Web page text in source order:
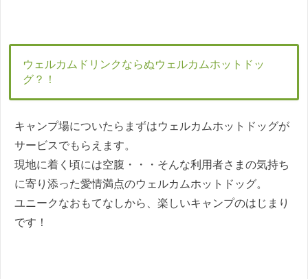
ウェルカムドリンクならぬウェルカムホットドッ
グ？！
キャンプ場についたらまずはウェルカムホットドッグが
サービスでもらえます。
現地に着く頃には空腹・・・そんな利用者さまの気持ち
に寄り添った愛情満点のウェルカムホットドッグ。
ユニークなおもてなしから、楽しいキャンプのはじまり
です！